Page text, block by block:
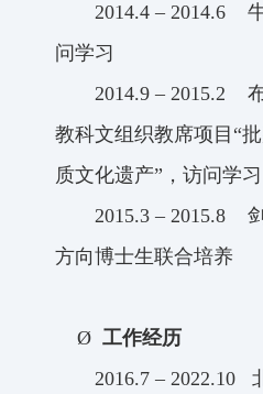
2014.4–2014.6
问学习
2014.9–2015.2
教科文组织教席项目 “
质文化遗产” ，访问学习
2015.3–2015.8
方向博士生联合培养
Ø 工作经历
2016.7–2022.10